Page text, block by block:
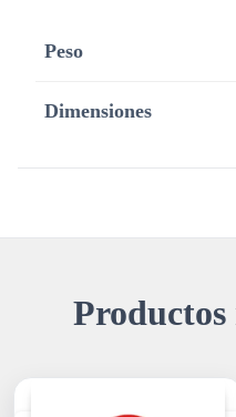
Peso
Dimensiones
Productos